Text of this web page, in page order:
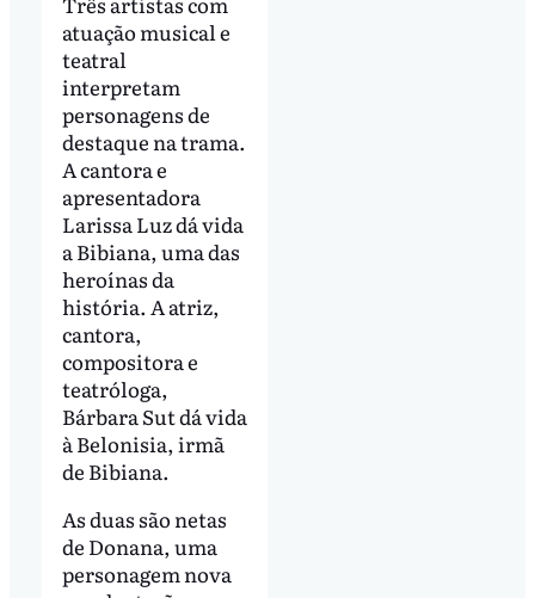
atuação musical e
teatral
interpretam
personagens de
destaque na trama.
A cantora e
apresentadora
Larissa Luz dá vida
a Bibiana, uma das
heroínas da
história. A atriz,
cantora,
compositora e
teatróloga,
Bárbara Sut dá vida
à Belonisia, irmã
de Bibiana.
As duas são netas
de Donana, uma
personagem nova